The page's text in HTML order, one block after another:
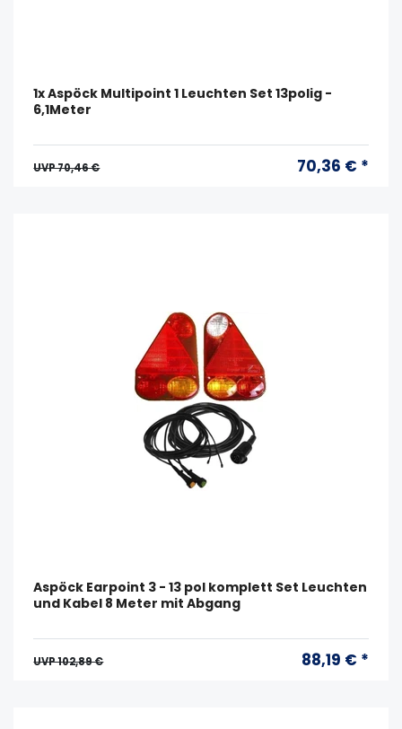
1x Aspöck Multipoint 1 Leuchten Set 13polig -
6,1Meter
UVP 70,46 € 70,36 € *
Aspöck Earpoint 3 - 13 pol komplett Set Leuchten
und Kabel 8 Meter mit Abgang
UVP 102,89 € 88,19 € *